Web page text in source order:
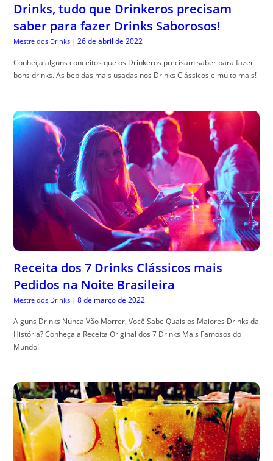
Drinks, tudo que Drinkeros precisam
saber para fazer Drinks Saborosos!
Mestre dos Drinks | 26 de abril de 2022
Conheça alguns conceitos que os Drinkeros precisam saber para fazer
bons drinks. As bebidas mais usadas nos Drinks Clássicos e muito mais!
Receita dos 7 Drinks Clássicos mais
Pedidos na Noite Brasileira
Mestre dos Drinks | 8 de março de 2022
Alguns Drinks Nunca Vão Morrer, Você Sabe Quais os Maiores Drinks da
História? Conheça a Receita Original dos 7 Drinks Mais Famosos do
Mundo!